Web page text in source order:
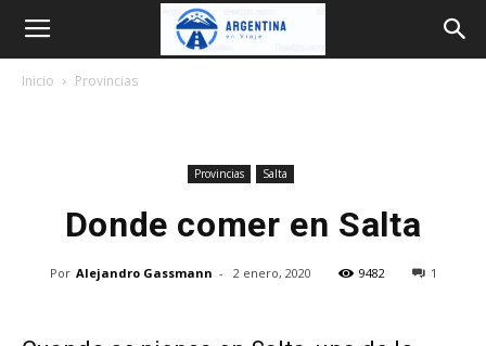
Argentina
Inicio Provincias
Provincias Salta
Donde comer en Salta
Por Alejandro Gassmann - 2 enero, 2020 9482 1